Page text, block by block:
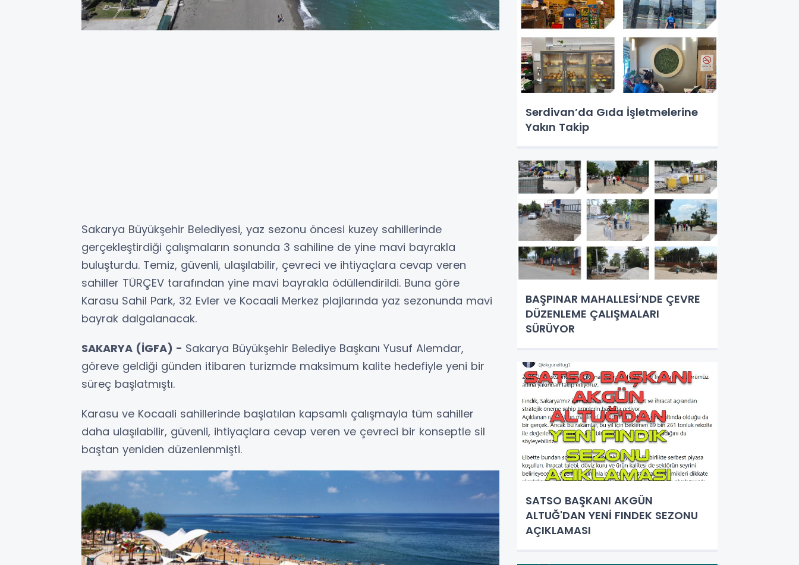
Sakarya Büyükşehir Belediyesi, yaz sezonu öncesi kuzey sahillerinde
gerçekleştirdiği çalışmaların sonunda 3 sahiline de yine mavi bayrakla
buluşturdu. Temiz, güvenli, ulaşılabilir, çevreci ve ihtiyaçlara cevap veren
sahiller TÜRÇEV tarafından yine mavi bayrakla ödüllendirildi. Buna göre
Karasu Sahil Park, 32 Evler ve Kocaali Merkez plajlarında yaz sezonunda mavi
bayrak dalgalanacak.
SAKARYA (İGFA) - Sakarya Büyükşehir Belediye Başkanı Yusuf Alemdar,
göreve geldiği günden itibaren turizmde maksimum kalite hedefiyle yeni bir
süreç başlatmıştı.
Karasu ve Kocaali sahillerinde başlatılan kapsamlı çalışmayla tüm sahiller
daha ulaşılabilir, güvenli, ihtiyaçlara cevap veren ve çevreci bir konseptle sil
baştan yeniden düzenlenmişti.
Serdivan’da Gıda İşletmelerine
Yakın Takip
BAŞPINAR MAHALLESİ’NDE ÇEVRE
DÜZENLEME ÇALIŞMALARI
SÜRÜYOR
SATSO BAŞKANI AKGÜN
ALTUĞ'DAN YENİ FINDEK SEZONU
AÇIKLAMASI